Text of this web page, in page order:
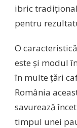
ibric
pentru
O
este și modul
în multe țări
România
savurează
timpul unei